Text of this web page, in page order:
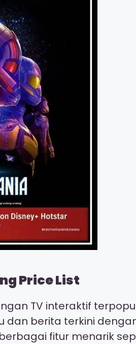
Price List
TV interaktif
dan berita terkini
fitur menarik